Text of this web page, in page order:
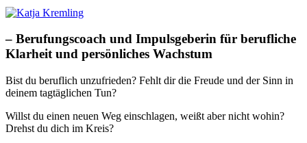
– Berufungscoach und Impulsgeberin für berufliche
Klarheit und persönliches Wachstum
Bist du beruflich unzufrieden? Fehlt dir die Freude und der Sinn in
deinem tagtäglichen Tun?
Willst du einen neuen Weg einschlagen, weißt aber nicht wohin?
Drehst du dich im Kreis?